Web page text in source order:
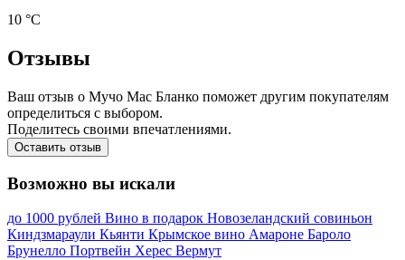
10 °С
Отзывы
Ваш отзыв о Мучо Мас Бланко поможет другим покупателям
определиться с выбором.
Поделитесь своими впечатлениями.
Оставить отзыв
Возможно вы искали
до 1000 рублей Вино в подарок Новозеландский совиньон
Киндзмараули Кьянти Крымское вино Амароне Бароло
Брунелло Портвейн Херес Вермут